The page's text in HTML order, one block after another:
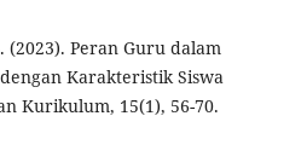
(2023). Peran Guru dalam
Karakteristik Siswa
Kurikulum, 15(1), 56-70.